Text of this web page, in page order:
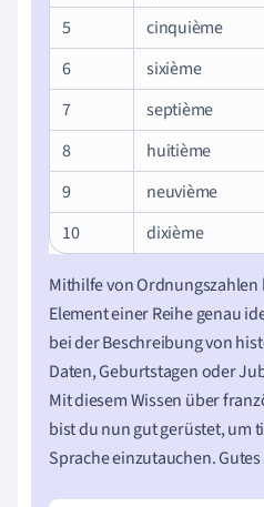
5
cinquième
6
sixième
7
septième
8
huitième
9
neuvième
10
dixième
Mithilfe von Ordnungszahlen
Element einer Reihe genau
bei der Beschreibung von
Daten, Geburtstagen oder
Mit diesem Wissen über
bist du nun gut gerüstet, um
Sprache einzutauchen.